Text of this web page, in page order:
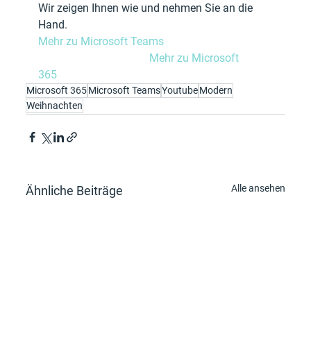
Wir zeigen Ihnen wie und nehmen Sie an die
Hand.
Mehr zu Microsoft
Microsoft 365Microsoft TeamsYoutubeModern
Weihnachten
Ähnliche Beiträge Alle ansehen